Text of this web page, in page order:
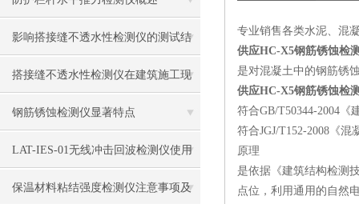
影响搭接缝不透水性检测仪的测试结
果的因素有哪些？
搭接缝不透水性检测仪在建筑施工现
场中的应用
钢筋锈蚀检测仪显著特点
LAT-IES-01无线冲击回波检测仪使用
操作方法
保温材料粘结强度检测仪注意事项及
专业销售各类水泥、混
供应HC-X5钢筋锈蚀检
是对混凝土中的钢筋锈
供应HC-X5钢筋锈蚀检
符合GB/T50344-2004《
符合JGJ/T152-2008《
原理
是依据《建筑结构检测
点位，利用通用的自然